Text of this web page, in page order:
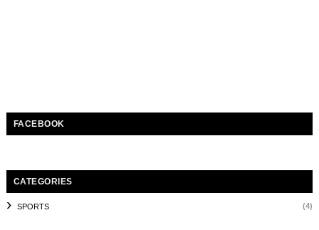
FACEBOOK
CATEGORIES
SPORTS (4)